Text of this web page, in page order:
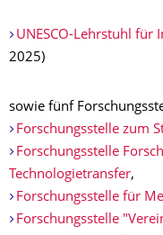
UNESCO-Lehrstuhl für
2025)
sowie fünf
Forschungsstelle zum
Forschungsstelle
Technologietransfer,
Forschungsstelle für
Forschungsstelle